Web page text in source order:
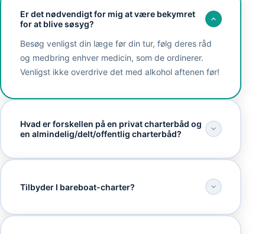
Er det nødvendigt for mig at være bekymret
for at blive søsyg?
Besøg venligst din læge før din tur, følg deres råd
og medbring enhver medicin, som de ordinerer.
Venligst ikke overdrive det med alkohol aftenen før!
Hvad er forskellen på en privat charterbåd og
en almindelig/delt/offentlig charterbåd?
Tilbyder I bareboat-charter?